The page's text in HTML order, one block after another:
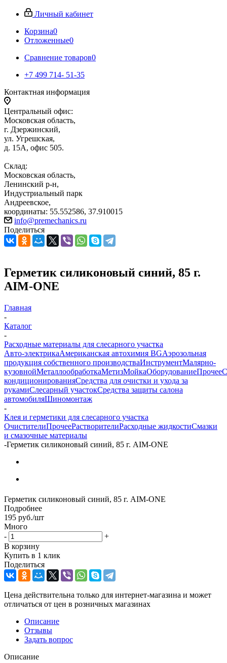
Личный кабинет
Корзина0
Отложенные0
Сравнение товаров0
+7 499 714- 51-35
Контактная информация
Центральный офис:
Московская область,
г. Дзержинский,
ул. Угрешская,
д. 15А, офис 505.
Склад:
Московская область,
Ленинский р-н,
Индустриальный парк
Андреевское,
координаты: 55.552586, 37.910015
info@premechanics.ru
Поделиться
Герметик силиконовый синий, 85 г.
AIM-ONE
Главная
-
Каталог
-
Расходные материалы для слесарного участка
Авто-электрикаАмериканская автохимия BGАэрозольная
продукция собственного производстваИнструментМалярно-
кузовнойМеталлообработкаМетизМойкаОборудованиеПрочее
кондиционированияСредства для очистки и ухода за
рукамиСлесарный участокСредства защиты салона
автомобиляШиномонтаж
-
Клея и герметики для слесарного участка
ОчистителиПрочееРастворителиРасходные жидкостиСмазки
и смазочные материалы
-Герметик силиконовый синий, 85 г. AIM-ONE
Герметик силиконовый синий, 85 г. AIM-ONE
Подробнее
195 руб./шт
Много
-
+
В корзину
Купить в 1 клик
Поделиться
Цена действительна только для интернет-магазина и может
отличаться от цен в розничных магазинах
Описание
Отзывы
Задать вопрос
Описание